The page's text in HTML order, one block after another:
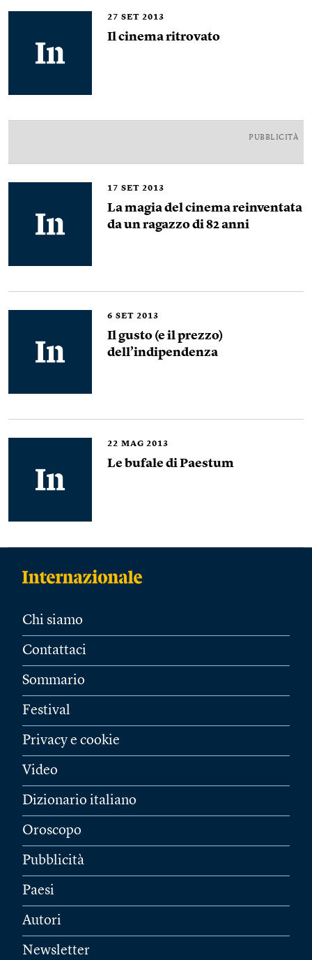
27 SET 2013
Il cinema ritrovato
PUBBLICITÀ
17 SET 2013
La magia del cinema reinventata
da un ragazzo di 82 anni
6 SET 2013
Il gusto (e il prezzo)
dell’indipendenza
22 MAG 2013
Le bufale di Paestum
Chi siamo
Contattaci
Sommario
Festival
Privacy e cookie
Video
Dizionario italiano
Oroscopo
Pubblicità
Paesi
Autori
Newsletter